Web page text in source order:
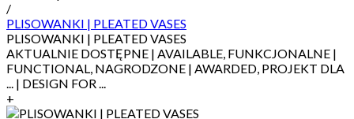
/
PLISOWANKI | PLEATED VASES
PLISOWANKI | PLEATED VASES
AKTUALNIE DOSTĘPNE | AVAILABLE, FUNKCJONALNE |
FUNCTIONAL, NAGRODZONE | AWARDED, PROJEKT DLA
... | DESIGN FOR ...
+